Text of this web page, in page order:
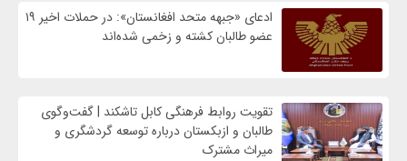
ادعای «جبهه متحد افغانستان»: در حملات اخیر ۱۹
عضو طالبان کشته و زخمی شده‌اند
تقویت روابط فرهنگی کابل تاشکند | گفت‌وگوی
طالبان و ازبکستان درباره توسعه گردشگری و
میراث مشترک